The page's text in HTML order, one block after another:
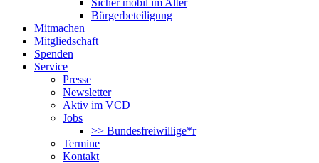
Sicher mobil im Alter
Bürgerbeteiligung
Mitmachen
Mitgliedschaft
Spenden
Service
Presse
Newsletter
Aktiv im VCD
Jobs
>> Bundesfreiwillige*r
Termine
Kontakt